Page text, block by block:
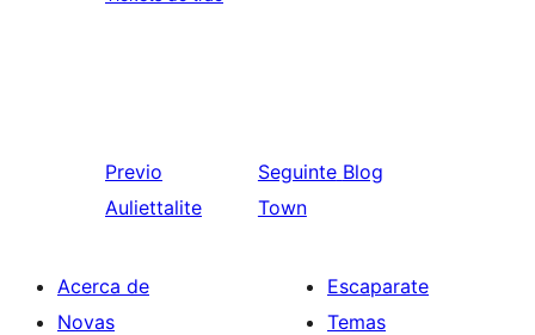
Previo
Auliettalite
Seguinte Blog
Town
Acerca de
Novas
Escaparate
Temas